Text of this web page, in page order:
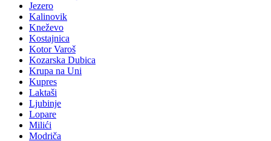
Jezero
Kalinovik
Kneževo
Kostajnica
Kotor Varoš
Kozarska Dubica
Krupa na Uni
Kupres
Laktaši
Ljubinje
Lopare
Milići
Modriča